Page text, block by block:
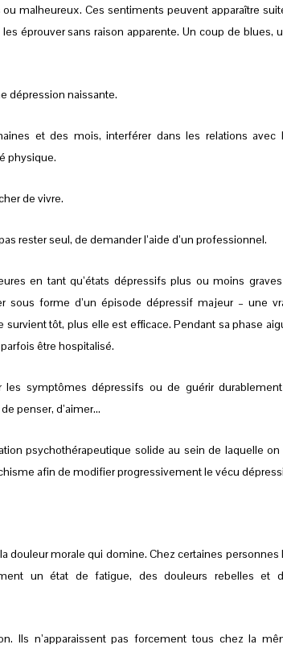
malheureux. Ces sentiments peuvent apparaître
éprouver sans raison apparente. Un coup de blues,
dépression naissante.
et des mois, interférer dans les relations avec
physique.
de vivre.
rester seul, de demander l’aide d’un professionnel.
en tant qu’états dépressifs plus ou moins
forme d’un épisode dépressif majeur – une
tôt, plus elle est efficace. Pendant sa phase
être hospitalisé.
symptômes dépressifs ou de guérir
penser, d’aimer…
psychothérapeutique solide au sein de laquelle on
afin de modifier progressivement le vécu
douleur morale qui domine. Chez certaines personnes
un état de fatigue, des douleurs rebelles et
Ils n’apparaissent pas forcement tous chez la